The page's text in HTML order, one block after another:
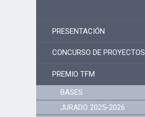
PRESENTACIÓN
CONCURSO DE PROYECTOS
PREMIO TFM
BASES
JURADO 2025-2026